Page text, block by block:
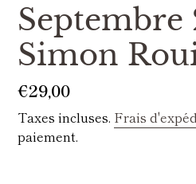
Septembre
Simon
Prix
normal
€29,00
Taxes incluses. Frais
paiement.